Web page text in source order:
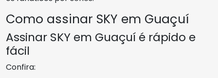
Como assinar SKY em Guaçuí
Assinar SKY em Guaçuí é rápido e
fácil
Confira: